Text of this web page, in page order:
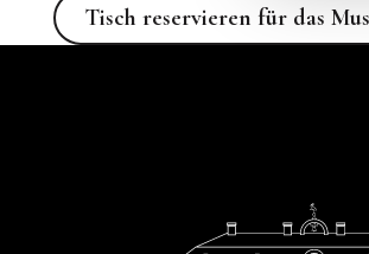
Tisch reservieren für das